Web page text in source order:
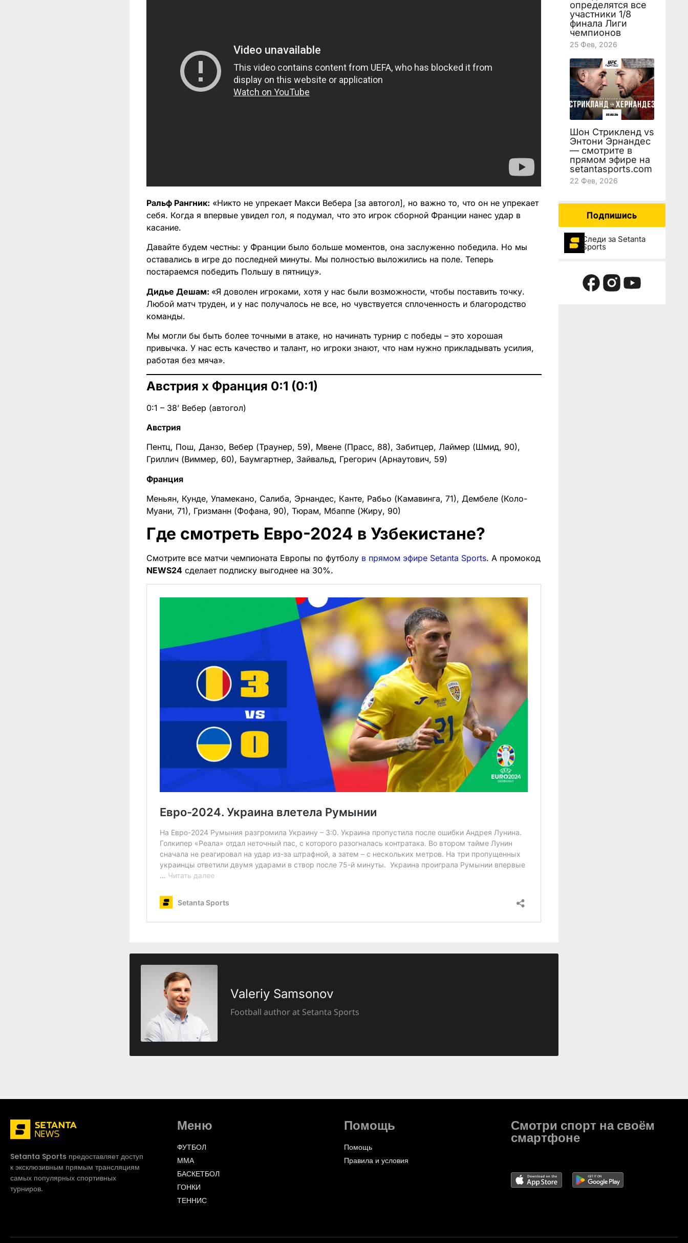
Ральф Рангник: «Никто не упрекает Макси Вебера [за автогол], но важно то, что он не упрекает
себя. Когда я впервые увидел гол, я подумал, что это игрок сборной Франции нанес удар в
касание.
Давайте будем честны: у Франции было больше моментов, она заслуженно победила. Но мы
оставались в игре до последней минуты. Мы полностью выложились на поле. Теперь
постараемся победить Польшу в пятницу».
Дидье Дешам: «Я доволен игроками, хотя у нас были возможности, чтобы поставить точку.
Любой матч труден, и у нас получалось не все, но чувствуется сплоченность и благородство
команды.
Мы могли бы быть более точными в атаке, но начинать турнир с победы – это хорошая
привычка. У нас есть качество и талант, но игроки знают, что нам нужно прикладывать усилия,
работая без мяча».
Австрия x Франция 0:1 (0:1)
0:1 – 38’ Вебер (автогол)
Австрия
Пентц, Пош, Данзо, Вебер (Траунер, 59), Мвене (Прасс, 88), Забитцер, Лаймер (Шмид, 90),
Гриллич (Виммер, 60), Баумгартнер, Зайвальд, Грегорич (Арнаутович, 59)
Франция
Меньян, Кунде, Упамекано, Салиба, Эрнандес, Канте, Рабьо (Камавинга, 71), Дембеле (Коло-
Муани, 71), Гризманн (Фофана, 90), Тюрам, Мбаппе (Жиру, 90)
Где смотреть Евро-2024 в Узбекистане?
Смотрите все матчи чемпионата Европы по футболу в прямом эфире Setanta Sports. А промокод
NEWS24 сделает подписку выгоднее на 30%.
Valeriy Samsonov
Football author at Setanta Sports
определятся все
участники 1/8
финала Лиги
чемпионов
25 Фев, 2026
Шон Стрикленд vs
Энтони Эрнандес
— смотрите в
прямом эфире на
setantasports.com
22 Фев, 2026
Подпишись
Следи за Setanta
Sports
Setanta Sports предоставляет доступ
к эксклюзивным прямым трансляциям
самых популярных спортивных
турниров.
Меню
ФУТБОЛ
ММА
БАСКЕТБОЛ
ГОНКИ
ТЕННИС
Помощь
Помощь
Правила и условия
Смотри спорт на своём
смартфоне